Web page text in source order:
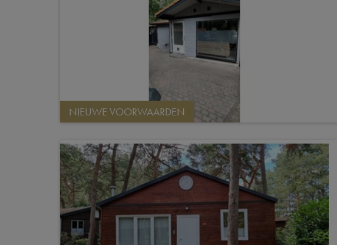
NIEUWE VOORWAARDEN